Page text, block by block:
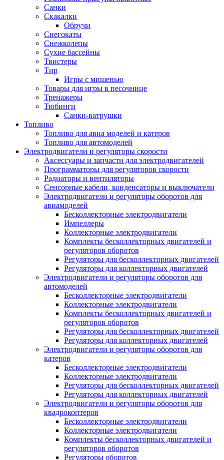
Санки
Скакалки
Обручи
Снегокаты
Снежколепы
Сухие бассейны
Твистеры
Тир
Игры с мишенью
Товары для игры в песочнице
Тренажеры
Тюбинги
Санки-ватрушки
Топливо
Топливо для авиа моделей и катеров
Топливо для автомоделей
Электродвигатели и регуляторы скорости
Аксессуары и запчасти для электродвигателей
Программаторы для регуляторов скорости
Радиаторы и вентиляторы
Сенсорные кабели, конденсаторы и выключатели
Электродвигатели и регуляторы оборотов для
авиамоделей
Бесколлекторные электродвигатели
Импеллеры
Коллекторные электродвигатели
Комплекты бесколлекторных двигателей и
регуляторов оборотов
Регуляторы для бесколлекторных двигателей
Регуляторы для коллекторных двигателей
Электродвигатели и регуляторы оборотов для
автомоделей
Бесколлекторные электродвигатели
Коллекторные электродвигатели
Комплекты бесколлекторных двигателей и
регуляторов оборотов
Регуляторы для бесколлекторных двигателей
Регуляторы для коллекторных двигателей
Электродвигатели и регуляторы оборотов для
катеров
Бесколлекторные электродвигатели
Коллекторные электродвигатели
Регуляторы для бесколлекторных двигателей
Регуляторы для коллекторных двигателей
Электродвигатели и регуляторы оборотов для
квадрокоптеров
Бесколлекторные электродвигатели
Коллекторные электродвигатели
Комплекты бесколлекторных двигателей и
регуляторов оборотов
Регуляторы оборотов